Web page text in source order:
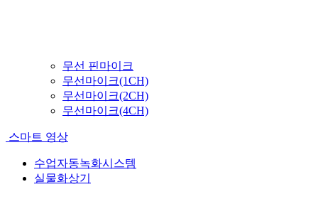
무선 핀마이크
무선마이크(1CH)
무선마이크(2CH)
무선마이크(4CH)
스마트 영상
수업자동녹화시스템
실물화상기